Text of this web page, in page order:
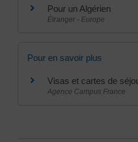
Pour un Algérien
Étranger - Europe
Pour en savoir plus
Visas et cartes de
Agence Campus France